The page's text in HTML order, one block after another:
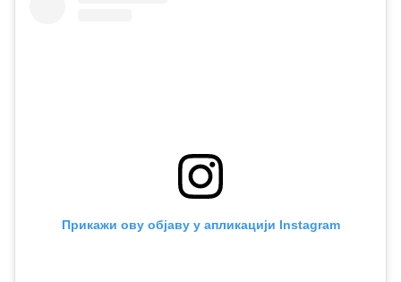
Прикажи ову објаву у апликацији Instagram